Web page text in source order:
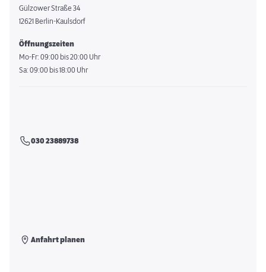
Gülzower Straße 34
12621 Berlin-Kaulsdorf
Öffnungszeiten
Mo-Fr: 09:00 bis 20:00 Uhr
Sa: 09:00 bis 18:00 Uhr
030 23889738
Anfahrt planen